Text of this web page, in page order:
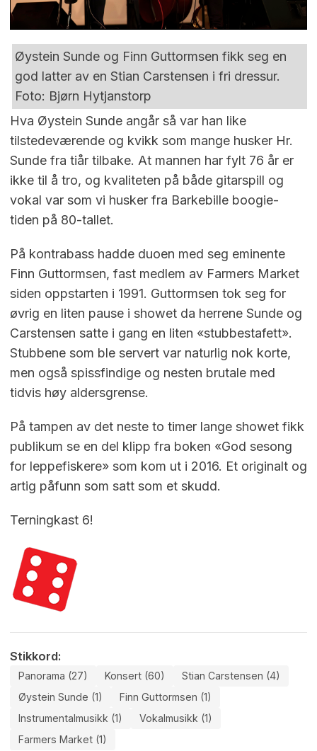
Øystein Sunde og Finn Guttormsen fikk seg en
god latter av en Stian Carstensen i fri dressur.
Foto: Bjørn Hytjanstorp
Hva Øystein Sunde angår så var han like
tilstedeværende og kvikk som mange husker Hr.
Sunde fra tiår tilbake. At mannen har fylt 76 år er
ikke til å tro, og kvaliteten på både gitarspill og
vokal var som vi husker fra Barkebille boogie-
tiden på 80-tallet.
På kontrabass hadde duoen med seg eminente
Finn Guttormsen, fast medlem av Farmers Market
siden oppstarten i 1991. Guttormsen tok seg for
øvrig en liten pause i showet da herrene Sunde og
Carstensen satte i gang en liten «stubbestafett».
Stubbene som ble servert var naturlig nok korte,
men også spissfindige og nesten brutale med
tidvis høy aldersgrense.
På tampen av det neste to timer lange showet fikk
publikum se en del klipp fra boken «God sesong
for leppefiskere» som kom ut i 2016. Et originalt og
artig påfunn som satt som et skudd.
Terningkast 6!
Stikkord:
Panorama (27) Konsert (60)
Stian Carstensen (4)
Øystein Sunde (1)
Finn Guttormsen (1)
Instrumentalmusikk (1)
Vokalmusikk (1)
Farmers Market (1)